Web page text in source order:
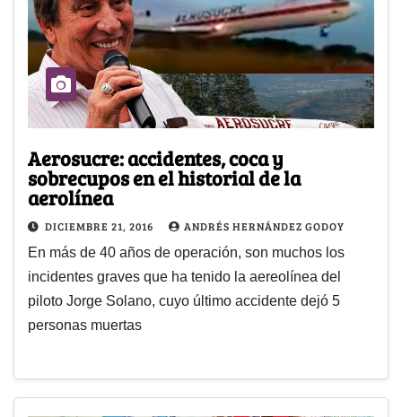
Aerosucre: accidentes, coca y
sobrecupos en el historial de la
aerolínea
DICIEMBRE 21, 2016 ANDRÉS HERNÁNDEZ GODOY
En más de 40 años de operación, son muchos los
incidentes graves que ha tenido la aereolínea del
piloto Jorge Solano, cuyo último accidente dejó 5
personas muertas